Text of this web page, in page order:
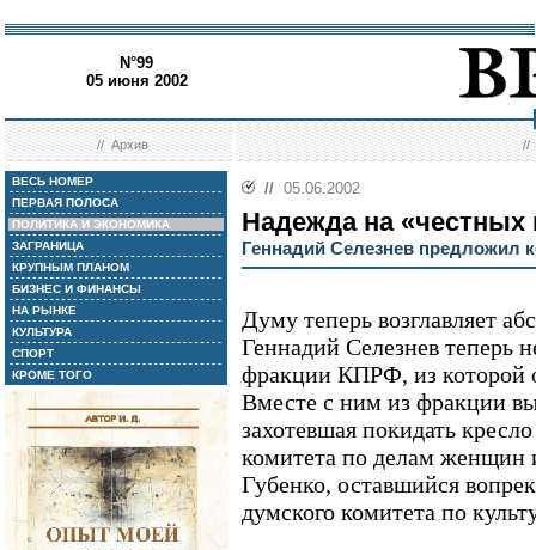
N°99
05 июня 2002
//Архив //
ВЕСЬ НОМЕР
ПЕРВАЯ ПОЛОСА
ПОЛИТИКА И ЭКОНОМИКА
ЗАГРАНИЦА
КРУПНЫМ ПЛАНОМ
БИЗНЕС И ФИНАНСЫ
НА РЫНКЕ
КУЛЬТУРА
СПОРТ
КРОМЕ ТОГО
// 05.06.2002
Надежда на
Геннадий Селезнев предложил
Думу теперь возглавляет
Геннадий Селезнев теперь
фракции КПРФ, из которой
Вместе с ним из фракции
захотевшая покидать
комитета по делам женщин
Губенко, оставшийся
думского комитета по